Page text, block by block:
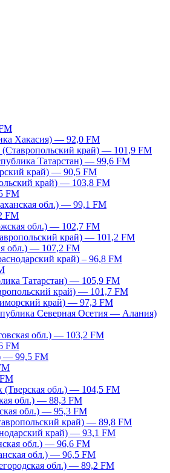
Хакасия) — 92,0 FM
(Ставропольский край) — 101,9 FM
Татарстан) — 99,6 FM
край) — 90,5 FM
край) — 103,8 FM
FM
обл.) — 99,1 FM
FM
обл.) — 102,7 FM
край) — 101,2 FM
обл.) — 107,2 FM
край) – 96,8 FM
Татарстан) — 105,9 FM
край) — 101,7 FM
край) — 97,3 FM
Северная Осетия — Алания)
обл.) — 103,2 FM
FM
— 99,5 FM
обл.) — 104,5 FM
обл.) — 88,3 FM
обл.) — 95,3 FM
край) — 89,8 FM
край) — 93,1 FM
обл.) — 96,6 FM
обл.) — 96,5 FM
обл.) — 89,2 FM